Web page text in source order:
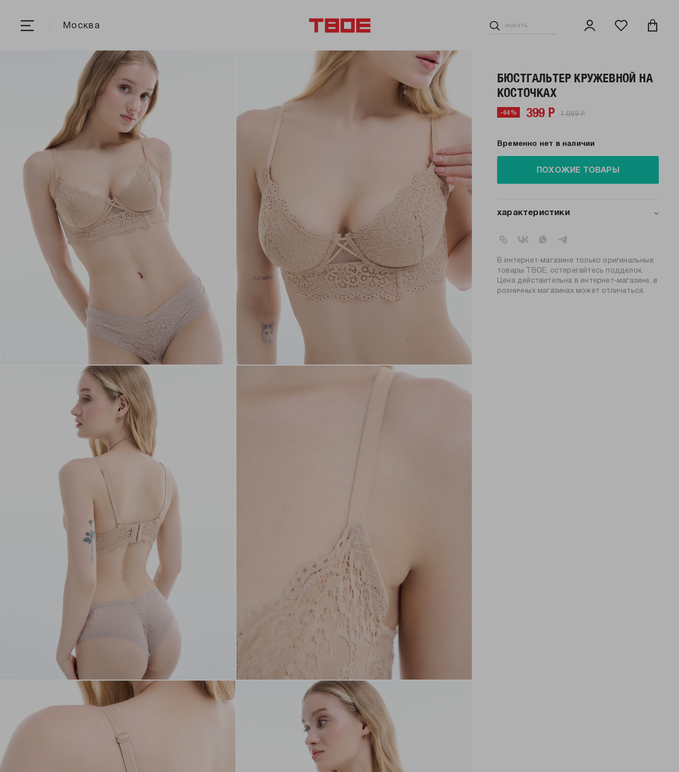
Москва
БЮСТГАЛЬТЕР КРУЖЕВНОЙ НА
КОСТОЧКАХ
-64% 399 Р 1 099 Р
Временно нет в наличии
ПОХОЖИЕ ТОВАРЫ
характеристики
коллекция:
вид застежки:
крючки
цвет:
бежевый
состав:
90% нейлон, 10% эластан
узор:
В интернет-магазине только оригинальные
товары ТВОЕ, остерегайтесь подделок.
Цена действительна в интернет-магазине, в
розничных магазинах может отличаться.